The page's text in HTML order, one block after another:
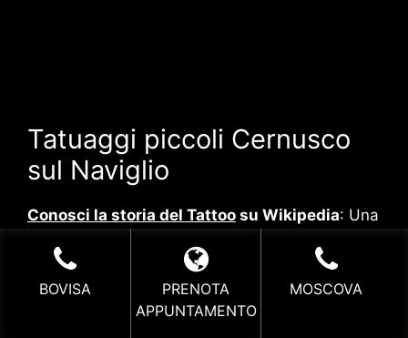
Tatuaggi piccoli Cernusco
sul Naviglio
Conosci la storia del Tattoo su Wikipedia: Una
enciclopedia on line.
Tatuaggi Cernusco sul Naviglio,
BOVISA
PRENOTA
APPUNTAMENTO
MOSCOVA